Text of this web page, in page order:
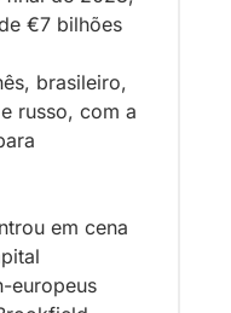
€7 bilhões
brasileiro,
russo, com a
em cena
europeus